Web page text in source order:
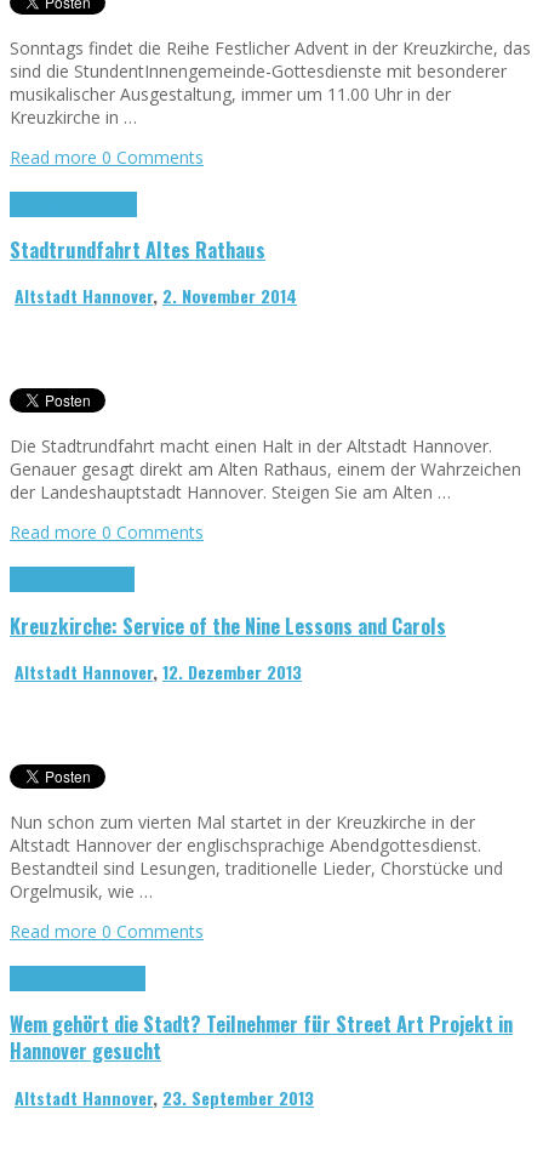
Sonntags findet die Reihe Festlicher Advent in der Kreuzkirche, das
sind die StundentInnengemeinde-Gottesdienste mit besonderer
musikalischer Ausgestaltung, immer um 11.00 Uhr in der
Kreuzkirche in …
Read more 0 Comments
Stadtrundfahrt Altes Rathaus
Altstadt Hannover, 2. November 2014
Die Stadtrundfahrt macht einen Halt in der Altstadt Hannover.
Genauer gesagt direkt am Alten Rathaus, einem der Wahrzeichen
der Landeshauptstadt Hannover. Steigen Sie am Alten …
Read more 0 Comments
Kreuzkirche: Service of the Nine Lessons and Carols
Altstadt Hannover,12. Dezember 2013
Nun schon zum vierten Mal startet in der Kreuzkirche in der
Altstadt Hannover der englischsprachige Abendgottesdienst.
Bestandteil sind Lesungen, traditionelle Lieder, Chorstücke und
Orgelmusik, wie …
Read more 0 Comments
Wem gehört die Stadt? Teilnehmer für Street Art Projekt in
Hannover gesucht
Altstadt Hannover, 23. September 2013